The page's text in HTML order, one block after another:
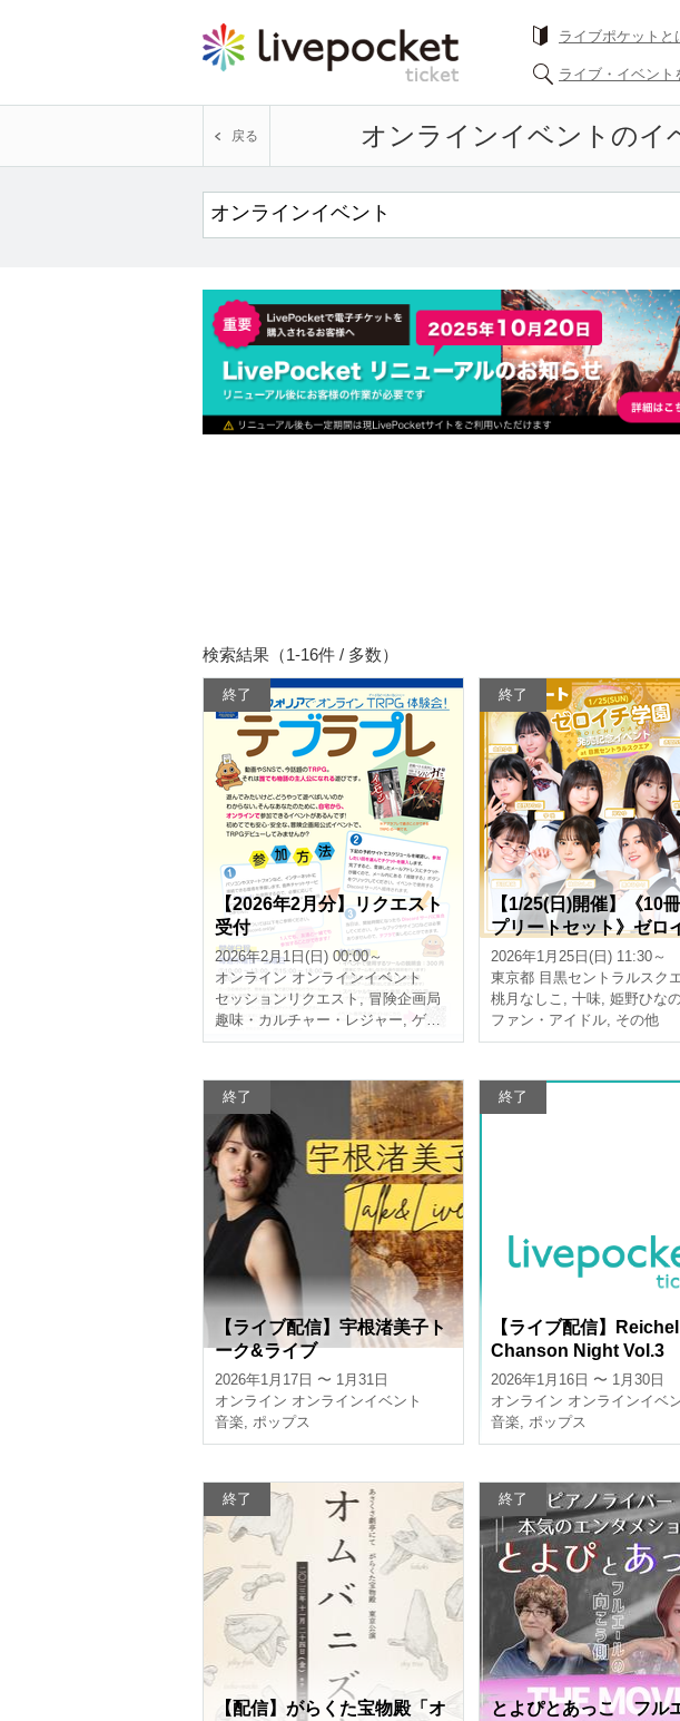
ライブポケットと
ライブ・イベント
オンラインイベント のイ
戻る
検索結果（1-16件 / 多数）
終了
【2026年2月分】リクエスト
受付
2026年2月1日(日) 00:00～
オンライン オンラインイベント
セッションリクエスト , 冒険企画局
趣味・カルチャー・レジャー, ゲーム
終了
【1/25(日)開催】《10
プリートセット》ゼロ
園発売記念イベント(赤
季 / 天羽希純 / 宇咲 / 岸
黒木ひかり / 十味 / 姫野
の / 桃月なしこ / 由良ゆ
横野すみれ)
2026年1月25日(日) 11:30～
東京都 目黒セントラルスクエア
桃月なしこ , 十味, 姫野ひな
ファン・アイドル, その他
終了
【ライブ配信】宇根渚美子ト
ーク&ライブ
2026年1月17日 〜 1月31日
オンライン オンラインイベント
音楽, ポップス
終了
【ライブ配信】
Chanson Night Vol.3
2026年1月16日 〜 1月30日
オンライン オンラインイベ
音楽, ポップス
終了
【配信】がらくた宝物殿「オ
終了
とよぴとあっこ フル